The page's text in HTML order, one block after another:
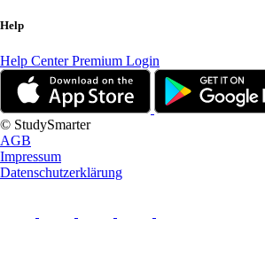
Help
Help CenterPremium Login
© StudySmarter
AGB
Impressum
Datenschutzerklärung